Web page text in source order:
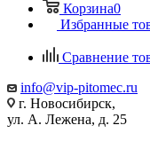
Корзина0
Избранные
Сравнение
info@vip-pitomec.ru
г. Новосибирск,
ул. А. Лежена, д. 25